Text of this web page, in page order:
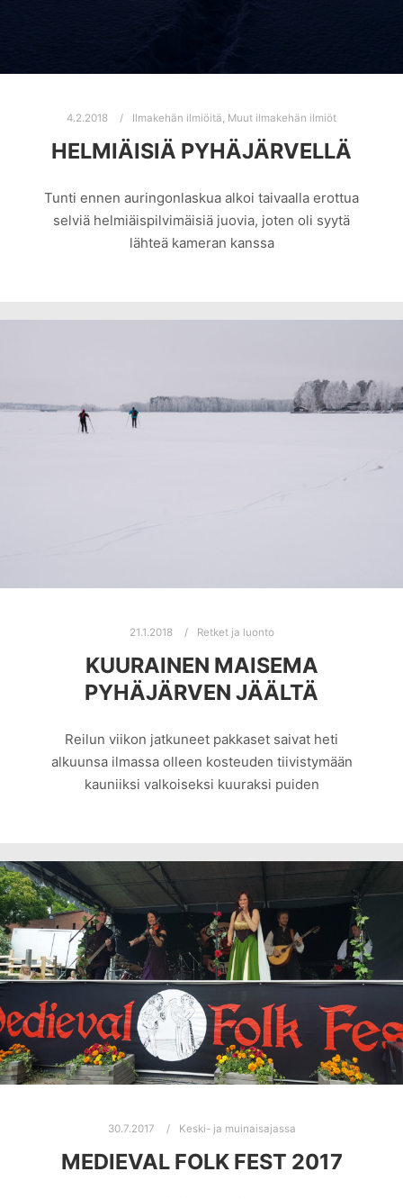
4.2.2018 Ilmakehän ilmiöitä, Muut ilmakehän ilmiöt
HELMIÄISIÄ PYHÄJÄRVELLÄ
Tunti ennen auringonlaskua alkoi taivaalla erottua
selviä helmiäispilvimäisiä juovia, joten oli syytä
lähteä kameran kanssa
21.1.2018 Retket ja luonto
KUURAINEN MAISEMA
PYHÄJÄRVEN JÄÄLTÄ
Reilun viikon jatkuneet pakkaset saivat heti
alkuunsa ilmassa olleen kosteuden tiivistymään
kauniiksi valkoiseksi kuuraksi puiden
30.7.2017 Keski- ja muinaisajassa
MEDIEVAL FOLK FEST 2017